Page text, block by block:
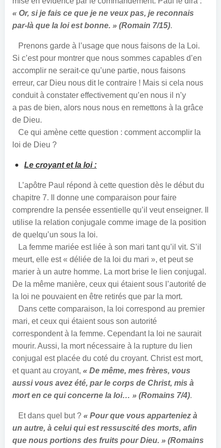
« Or, si je fais ce que je ne veux pas, je reconnais
par-là que la loi est bonne. » (Romain 7/15).
Prenons garde à l’usage que nous faisons de la Loi.
Si c’est pour montrer que nous sommes capables d’en
accomplir ne serait-ce qu’une partie, nous faisons
erreur, car Dieu nous dit le contraire ! Mais si cela nous
conduit à constater effectivement qu’en nous il n’y
a pas de bien, alors nous nous en remettons à la grâce
de Dieu.
Ce qui amène cette question : comment accomplir la
loi de Dieu ?
Le croyant et la loi :
L’apôtre Paul répond à cette question dès le début du
chapitre 7. Il donne une comparaison pour faire
comprendre la pensée essentielle qu’il veut enseigner. Il
utilise la relation conjugale comme image de la position
de quelqu’un sous la loi.
La femme mariée est liée à son mari tant qu’il vit. S’il
meurt, elle est « déliée de la loi du mari », et peut se
marier à un autre homme. La mort brise le lien conjugal.
De la même manière, ceux qui étaient sous l’autorité de
la loi ne pouvaient en être retirés que par la mort.
Dans cette comparaison, la loi correspond au premier
mari, et ceux qui étaient sous son autorité
correspondent à la femme. Cependant la loi ne saurait
mourir. Aussi, la mort nécessaire à la rupture du lien
conjugal est placée du coté du croyant. Christ est mort,
et quant au croyant, « De même, mes frères, vous
aussi vous avez été, par le corps de Christ, mis à
mort en ce qui concerne la loi… » (Romains 7/4).
Et dans quel but ? « Pour que vous apparteniez à
un autre, à celui qui est ressuscité des morts, afin
que nous portions des fruits pour Dieu. » (Romains